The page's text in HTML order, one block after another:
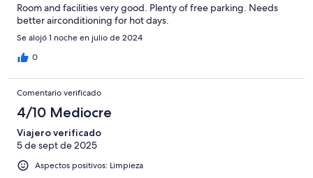
Room and facilities very good. Plenty of free parking. Needs
better airconditioning for hot days.
Se alojó 1 noche en julio de 2024
0
Comentario verificado
4/10 Mediocre
Viajero verificado
5 de sept de 2025
Aspectos positivos: Limpieza